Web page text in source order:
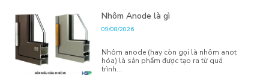
Nhôm Anode là gì
09/08/2026
Nhôm anode (hay còn gọi là nhôm anot
hóa) là sản phẩm được tạo ra từ quá
trình...